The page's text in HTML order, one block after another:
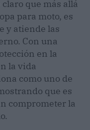
que más allá
para moto, es
y atiende las
Con una
en la
la vida
como uno de
que es
comprometer la